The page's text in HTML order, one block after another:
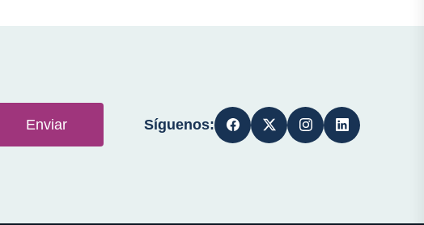
Enviar Síguenos: